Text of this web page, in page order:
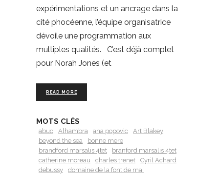
expérimentations et un ancrage dans la
cité phocéenne, l’équipe organisatrice
dévoile une programmation aux
multiples qualités. C’est déjà complet
pour Norah Jones (et
READ MORE
MOTS CLÉS
abuc Alhambra ana popovic
Art Blakey
beyond the sea
bonne mere
brandford marsalis 4tet
branford marsalis 4tet
catherine moreau
charles trenet
Cyril Achard
debussy
domaine de la font de mai